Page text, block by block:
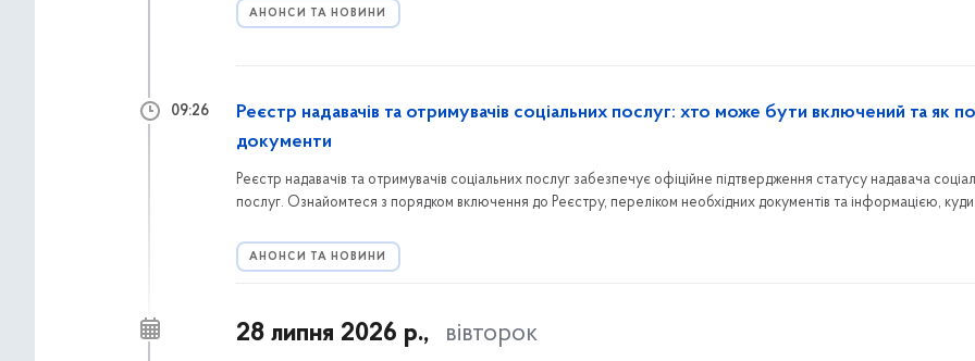
АНОНСИ ТА НОВИНИ
Реєстр надавачів та отримувачів соціальних послуг: хто може бути включений та як
документи
Реєстр надавачів та отримувачів соціальних послуг забезпечує офіційне підтвердження статусу надавача
послуг. Ознайомтеся з порядком включення до Реєстру, переліком необхідних документів та інформацією, куди
АНОНСИ ТА НОВИНИ
09:26
28 липня 2026 р., вівторок